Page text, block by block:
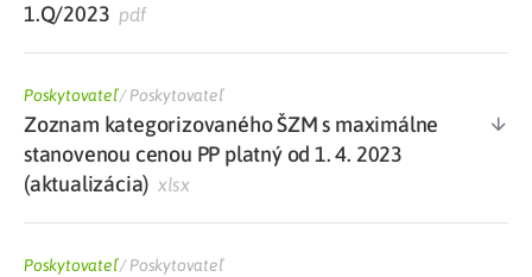
1.Q/2023 pdf
Poskytovateľ/Poskytovateľ
Zoznam kategorizovaného ŠZM s maximálne
stanovenou cenou PP platný od 1. 4. 2023
(aktualizácia) xlsx
Poskytovateľ/Poskytovateľ